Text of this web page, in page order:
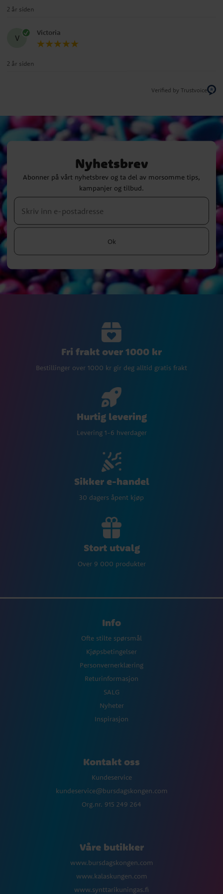
2 år siden
V
Victoria
2 år siden
Verified by Trustvoice
Nyhetsbrev
Abonner på vårt nyhetsbrev og ta del av morsomme tips,
kampanjer og tilbud.
Ok
Fri frakt over 1000 kr
Bestillinger over 1000 kr gir deg alltid gratis frakt
Hurtig levering
Levering 1-6 hverdager
Sikker e-handel
30 dagers åpent kjøp
Stort utvalg
Over 9 000 produkter
Info
Ofte stilte spørsmål
Kjøpsbetingelser
Personvernerklæring
Returinformasjon
SALG
Nyheter
Inspirasjon
Kontakt oss
Kundeservice
kundeservice@bursdagskongen.com
Org.nr. 915 249 264
Våre butikker
www.bursdagskongen.com
www.kalaskungen.com
www.synttarikuningas.fi